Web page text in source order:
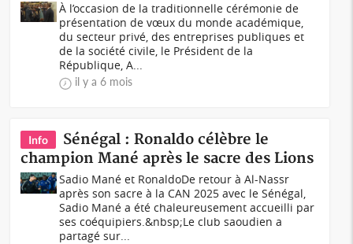
À l’occasion de la traditionnelle cérémonie de
présentation de vœux du monde académique,
du secteur privé, des entreprises publiques et
de la société civile, le Président de la
République, A...
il y a 6 mois
Info
Sénégal : Ronaldo célèbre le
champion Mané après le sacre des Lions
Sadio Mané et RonaldoDe retour à Al-Nassr
après son sacre à la CAN 2025 avec le Sénégal,
Sadio Mané a été chaleureusement accueilli par
ses coéquipiers.&nbsp;Le club saoudien a
partagé sur...